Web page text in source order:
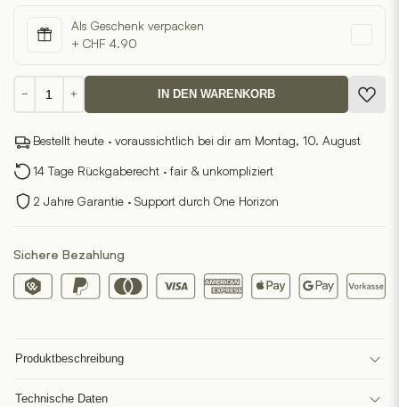
Als Geschenk verpacken
+ CHF 4.90
−
7.1
+ IN DEN WARENKORB
Bestellt heute · voraussichtlich bei dir am Montag, 10. August
14 Tage Rückgaberecht · fair & unkompliziert
2 Jahre Garantie · Support durch One Horizon
Sichere Bezahlung
Produktbeschreibung
Technische Daten